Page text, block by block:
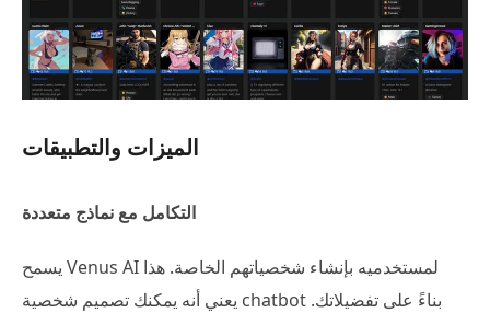
الميزات والتطبيقات
التكامل مع نماذج متعددة
يسمح Venus AI لمستخدميه بإنشاء شخصياتهم الخاصة. هذا
يعني أنه يمكنك تصميم شخصية chatbot بناءً على تفضيلاتك.